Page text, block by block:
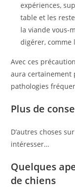
expériences,
table et les
la viande vous-
digérer, comme
Avec ces
aura certainement
pathologies
Plus de
D’autres choses
intéresser…
Quelques
de chiens